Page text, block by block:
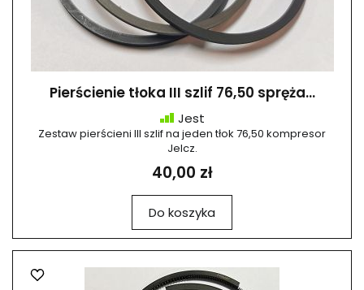
Pierścienie tłoka III szlif 76,50 spręża...
Jest
Zestaw pierścieni III szlif na jeden tłok 76,50 kompresor
Jelcz.
40,00 zł
Do koszyka